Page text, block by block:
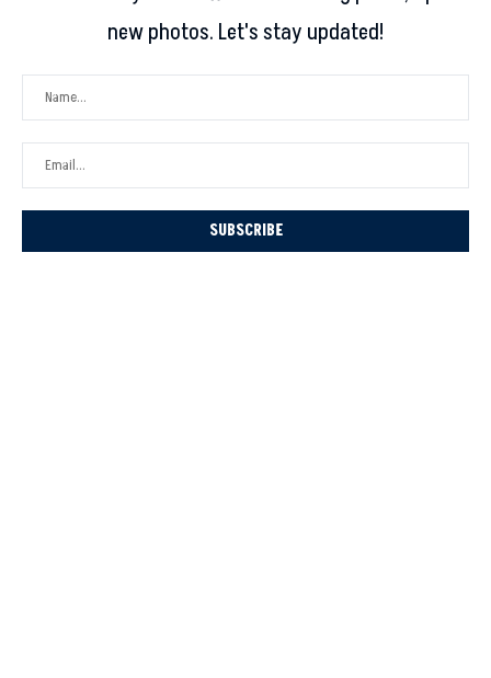
new photos. Let's stay updated!